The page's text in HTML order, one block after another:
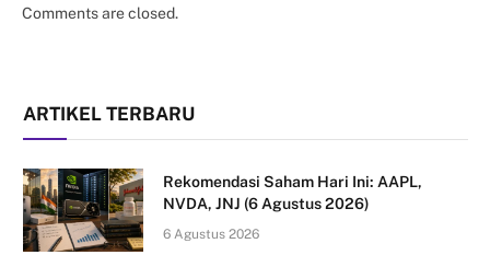
Comments are closed.
ARTIKEL TERBARU
Rekomendasi Saham Hari Ini: AAPL,
NVDA, JNJ (6 Agustus 2026)
6 Agustus 2026